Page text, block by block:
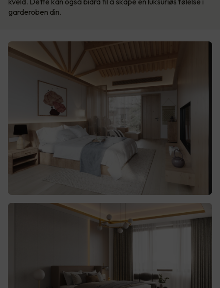
garderoben din.